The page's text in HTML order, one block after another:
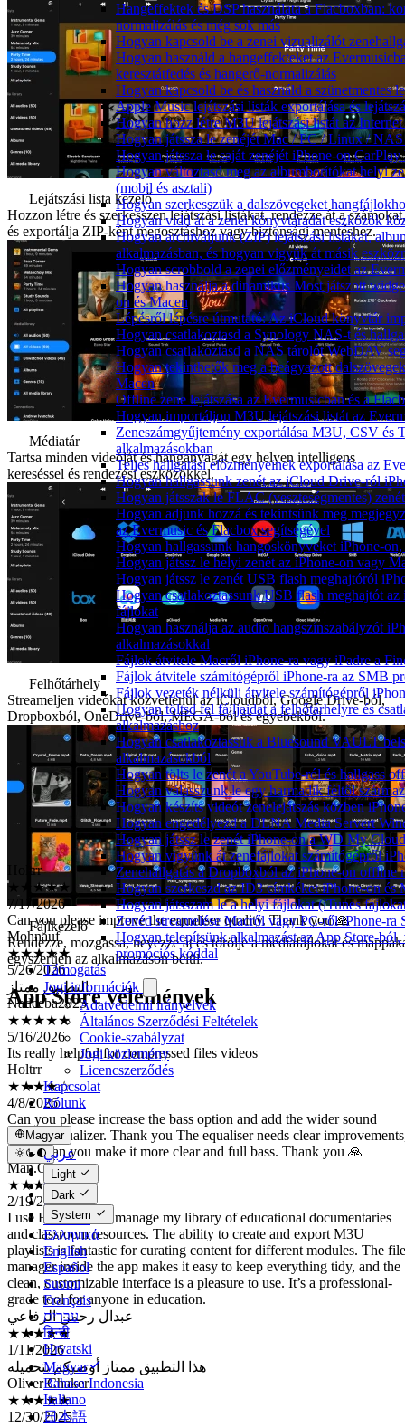
Hangeffektek és DSP használata a Flacboxban:
normalizálás és még sok más
Hogyan kapcsold be a zenei vizualizálót
Hogyan használd a hangeffekteket az
keresztátfedés és hangerő-normalizálás
Hogyan kapcsold be és használd a szünetmentes
Apple Music lejátszási listák exportálása és
Hogyan hozz létre M3U lejátszási listát az
Hogyan játssza le zenéjét Mac / PC / Linux /
Hogyan játssza le saját zenéjét iPhone-on CarPlay
Hogyan változtasd meg az albumborítókat helyi
(mobil és asztali)
Hogyan szerkesszük a dalszövegeket
Hogyan vidd át a zenei könyvtáradat eszközök
Hogyan archiváljunk (ZIP) lejátszási listákat,
alkalmazásban, és hogyan vigyük át másik
Hogyan scrobbold a zenei előzményeidet az
Hogyan használja a dinamikus Most játszott
on és Macen
Lépésről lépésre útmutató: Az iCloud könyvtár
Hogyan csatlakoztasd a Synology NAS-t és
Hogyan csatlakoztasd a NAS tárolót WebDAV
Hogyan tekinthetők meg a beágyazott
Macen
Offline zene lejátszása az Evermusicban és a
Hogyan importáljon M3U lejátszási listát az
Zeneszámgyűjtemény exportálása M3U, CSV és
alkalmazásokban
Teljes hallgatási előzményeinek exportálása az
Hogyan hallgassunk zenét az iCloud Drive-ról
Hogyan játsszak le FLAC (veszteségmentes)
Hogyan adjunk hozzá és tekintsünk meg
az Evermusic és Flacbox segítségével
Hogyan hallgassunk hangoskönyveket iPhone-
Hogyan játssz le helyi zenét az iPhone-on vagy
Hogyan játssz le zenét USB flash meghajtóról
Hogyan csatlakoztassunk USB flash meghajtót
fájlokat
Hogyan használja az audio hangszínszabályzót
alkalmazásokkal
Fájlok átvitele Macről iPhone-ra vagy iPadre a
Fájlok átvitele számítógépről iPhone-ra az SMB
Fájlok vezeték nélküli átvitele számítógépről
Hogyan töltsd fel fájljaidat a felhőtárhelyre és
alkalmazáshoz
Hogyan csatlakoztassuk a Bluesound VAULT
alkalmazásokból
Hogyan tölts le zenét a YouTube-ról és hallgass
Hogyan válasszunk le egy harmadik féltől
Hogyan készíts videót zenelejátszás közben
Hogyan engedélyezd a DLNA Media Servert
Hogyan játssz le zenét iPhone-on a WD My
Hogyan vigyünk át zenefájlokat számítógépről
Zenehallgatás a Dropboxból az iPhone-on offline
Hogyan szerkeszd az ID3 címkéket iPhone-on és
Hogyan játsszam le a helyi fájlokat (iTunes
Zenéd streamelése Macről vagy PC-ről iPhone-ra
Hogyan telepítsünk alkalmazást az App Store-
promóciós kóddal
Támogatás
Jogi információk
Adatvédelmi irányelvek
Általános Szerződési Feltételek
Cookie-szabályzat
Jogi közlemény
Licencszerződés
Kapcsolat
Rólunk
Magyar
عربي
Català
Čeština
Dansk
Deutsch
Ελληνικά
English
Español
Suomi
Français
עברית
हिन्दी
Hrvatski
Magyar
Bahasa Indonesia
Italiano
日本語
Light
Dark
System
Lejátszási lista kezelő
Hozzon létre és szerkesszen lejátszási listákat, rendezze át a számokat,
és exportálja ZIP-ként megosztáshoz vagy biztonsági mentéshez.
Médiatár
Tartsa minden videóját és hanganyagát egy helyen intelligens
kereséssel és rendezési eszközökkel.
Felhőtárhely
Streameljen videókat közvetlenül az iCloudból, Google Drive-ból,
Dropboxból, OneDrive-ból, MEGA-ból és egyebekből.
Fájlkezelő
Rendezze, mozgassa, nevezze át és törölje a médiafájlokat és
egyszerűen az alkalmazáson belül.
App Store vélemények
Holtrr
★★★★★
7/17/2026
Can you please improve the equaliser quality. Thank you 🙏
Mohnauf
★★★★★
5/26/2026
التطبيق ممتاز
Nadeeba2025
★★★★★
5/16/2026
Its really helpful for compressed files videos
Holtrr
★★★★☆
4/8/2026
Can you please increase the bass option and add the wider sound
option virtualizer. Thank you The equaliser needs clear
please can you make it more clear and full bass. Thank you 🙏
Man.Osm
★★★★★
2/19/2026
I use Evervideo to manage my library of educational documentaries
and classroom resources. The ability to create and export M3U
playlists is fantastic for curating content for different modules. The file
manager inside the app makes it easy to keep everything tidy, and the
clean, customizable interface is a pleasure to use. It’s a professional-
grade tool for anyone in education.
عبدال رحمن الرفاعي
★★★★★
1/11/2026
هذا التطبيق ممتاز أوصيكم بتحميله
Oliver Chaker
★★★★★
12/30/2025
It needs liquid glass (iOS 26)
シーマロバ